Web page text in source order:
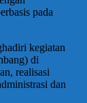
pada
kegiatan
di
realisasi
dan